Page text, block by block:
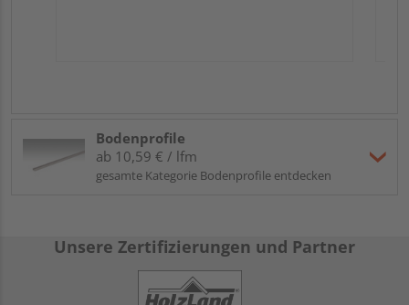
Bodenprofile
ab 10,59 € / lfm
gesamte Kategorie Bodenprofile entdecken
Unsere Zertifizierungen und Partner